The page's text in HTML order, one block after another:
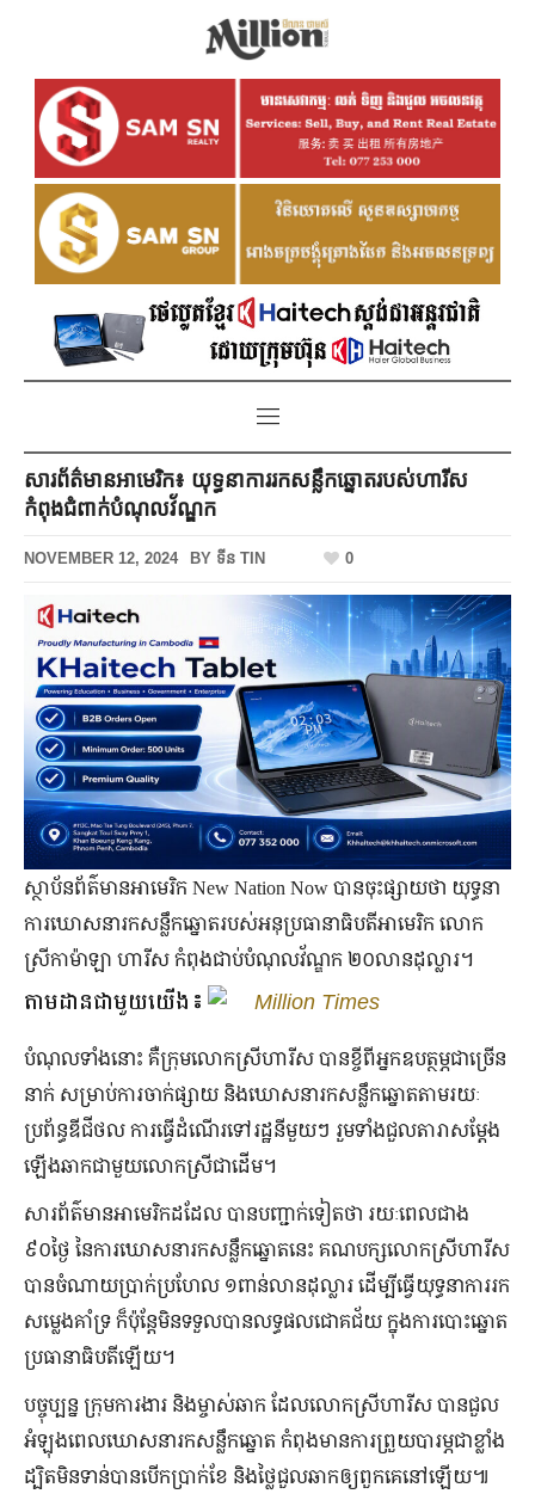
សារព័ត៌មានអាមេរិក៖ យុទ្ធនាការរកសន្លឹកឆ្នោតរបស់ហារីស
កំពុងជំពាក់បំណុលវ័ណ្ឌក
NOVEMBER 12, 2024 BY ទីន TIN 0
ស្ថាប័នព័ត៌មានអាមេរិក New Nation Now បានចុះផ្សាយថា យុទ្ធនា
ការឃោសនារកសន្លឹកឆ្នោតរបស់អនុប្រធានាធិបតីអាមេរិក លោក
ស្រីកាម៉ាឡា ហារីស កំពុងជាប់បំណុលវ័ណ្ឌក ២០លានដុល្លារ។
តាមដានជាមួយយើង៖ Million Times
បំណុលទាំងនោះ គឺក្រុមលោកស្រីហារីស បានខ្ចីពីអ្នកឧបត្ថម្ភជាច្រើន
នាក់ សម្រាប់ការចាក់ផ្សាយ និងឃោសនារកសន្លឹកឆ្នោតតាមរយៈ
ប្រព័ន្ធឌីជីថល ការធ្វើដំណើរទៅរដ្ឋនីមួយៗ រួមទាំងជួលតារាសម្ដែង
ឡើងឆាកជាមួយលោកស្រីជាដើម។
សារព័ត៌មានអាមេរិកដដែល បានបញ្ជាក់ទៀតថា រយៈពេលជាង
៩០ថ្ងៃ នៃការឃោសនារកសន្លឹកឆ្នោតនេះ គណបក្សលោកស្រីហារីស
បានចំណាយប្រាក់ប្រហែល ១ពាន់លានដុល្លារ ដើម្បីធ្វើយុទ្ធនាការរក
សម្លេងគាំទ្រ ក៏ប៉ុន្តែមិនទទួលបានលទ្ធផលជោគជ័យ ក្នុងការបោះឆ្នោត
ប្រធានាធិបតីឡើយ។
បច្ចុប្បន្ន ក្រុមការងារ និងម្ចាស់ឆាក ដែលលោកស្រីហារីស បានជួល
អំឡុងពេលឃោសនារកសន្លឹកឆ្នោត កំពុងមានការព្រួយបារម្ភជាខ្លាំង
ដ្បិតមិនទាន់បានបើកប្រាក់ខែ និងថ្លៃជួលឆាកឲ្យពួកគេនៅឡើយ៕